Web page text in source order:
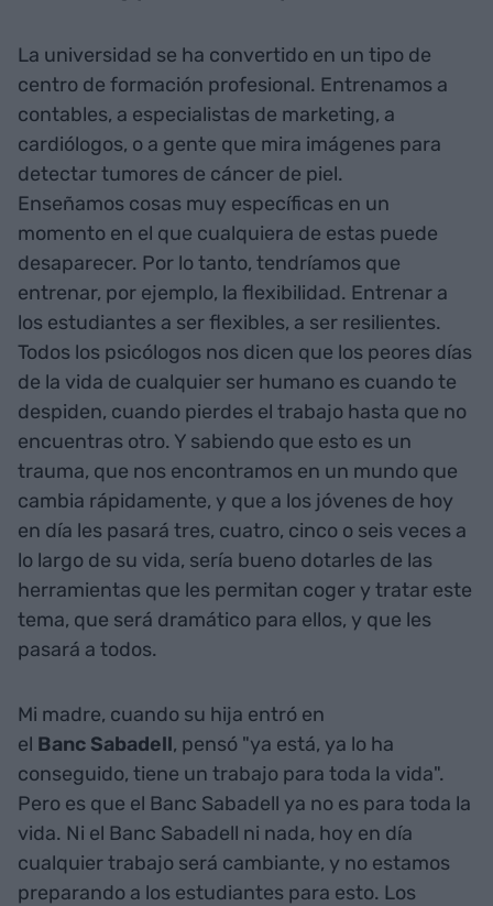
La universidad se ha convertido en un tipo de
centro de formación profesional. Entrenamos a
contables, a especialistas de marketing, a
cardiólogos, o a gente que mira imágenes para
detectar tumores de cáncer de piel.
Enseñamos cosas muy específicas en un
momento en el que cualquiera de estas puede
desaparecer. Por lo tanto, tendríamos que
entrenar, por ejemplo, la flexibilidad. Entrenar a
los estudiantes a ser flexibles, a ser resilientes.
Todos los psicólogos nos dicen que los peores días
de la vida de cualquier ser humano es cuando te
despiden, cuando pierdes el trabajo hasta que no
encuentras otro. Y sabiendo que esto es un
trauma, que nos encontramos en un mundo que
cambia rápidamente, y que a los jóvenes de hoy
en día les pasará tres, cuatro, cinco o seis veces a
lo largo de su vida, sería bueno dotarles de las
herramientas que les permitan coger y tratar este
tema, que será dramático para ellos, y que les
pasará a todos.
Mi madre, cuando su hija entró en
el Banc Sabadell, pensó "ya está, ya lo ha
conseguido, tiene un trabajo para toda la vida".
Pero es que el Banc Sabadell ya no es para toda la
vida. Ni el Banc Sabadell ni nada, hoy en día
cualquier trabajo será cambiante, y no estamos
preparando a los estudiantes para esto. Los